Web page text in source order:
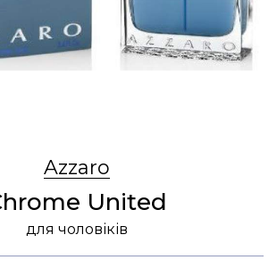
Azzaro
United
для чоловіків